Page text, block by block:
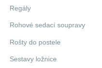
Regály
Rohové sedací soupravy
Rošty do postele
Sestavy ložnice